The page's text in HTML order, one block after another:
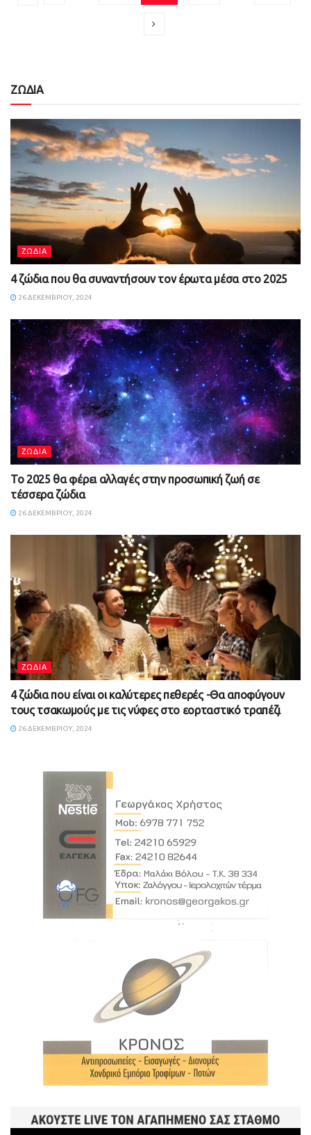
ΖΩΔΙΑ
ΖΩΔΙΑ
4 ζώδια που θα συναντήσουν τον έρωτα μέσα στο 2025
26 ΔΕΚΕΜΒΡΊΟΥ, 2024
ΖΩΔΙΑ
Το 2025 θα φέρει αλλαγές στην προσωπική ζωή σε
τέσσερα ζώδια
26 ΔΕΚΕΜΒΡΊΟΥ, 2024
ΖΩΔΙΑ
4 ζώδια που είναι οι καλύτερες πεθερές -Θα αποφύγουν
τους τσακωμούς με τις νύφες στο εορταστικό τραπέζι
26 ΔΕΚΕΜΒΡΊΟΥ, 2024